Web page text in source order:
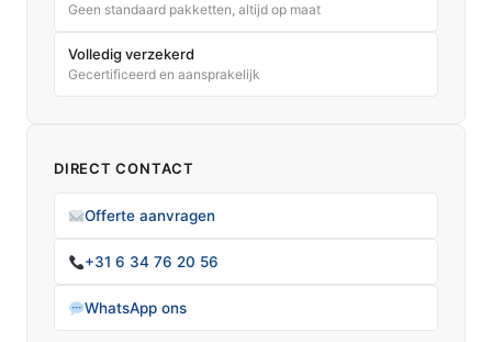
Geen standaard pakketten, altijd op maat
Volledig verzekerd
Gecertificeerd en aansprakelijk
DIRECT CONTACT
Offerte aanvragen
+31 6 34 76 20 56
WhatsApp ons